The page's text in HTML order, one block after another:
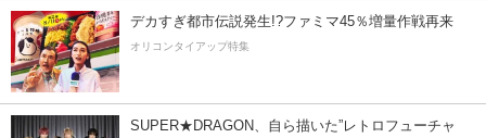
デカすぎ都市伝説発生!?ファミマ45％増量作戦再来
オリコンタイアップ特集
SUPER★DRAGON、自ら描いた”レトロフューチャ